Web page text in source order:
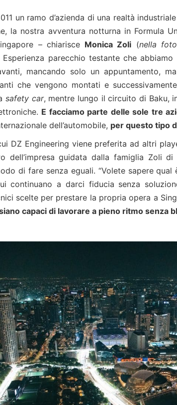
un ramo d’azienda di una realtà
la nostra avventura notturna in Formula
– chiarisce Monica Zoli (nella
Esperienza parecchio testante che
mancando solo un appuntamento,
che vengono montati e
safety car, mentre lungo il circuito di Baku,
E facciamo parte delle sole tre
dell’automobile, per questo tipo
DZ Engineering viene preferita ad altri
dell’impresa guidata dalla famiglia Zoli
di fare senza eguali. “Volete sapere
continuano a darci fiducia senza
scelte per prestare la propria opera a
capaci di lavorare a pieno ritmo senza